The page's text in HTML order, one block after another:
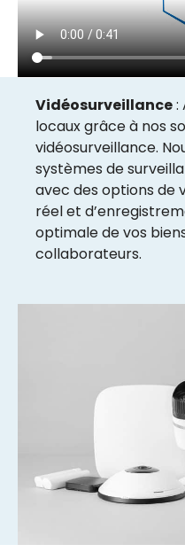
Vidéosurveillance:
locaux grâce à nos
vidéosurveillance.
systèmes de
avec des options de
réel et
optimale de vos
collaborateurs.